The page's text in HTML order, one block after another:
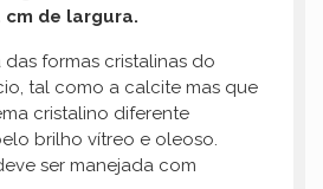
de largura.
formas cristalinas do
tal como a calcite mas que
cristalino diferente
brilho vítreo e oleoso.
ser manejada com